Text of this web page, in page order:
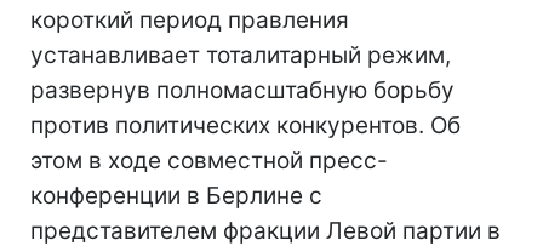
короткий период правления
устанавливает тоталитарный режим,
развернув полномасштабную борьбу
против политических конкурентов. Об
этом в ходе совместной пресс-
конференции в Берлине с
представителем фракции Левой партии в